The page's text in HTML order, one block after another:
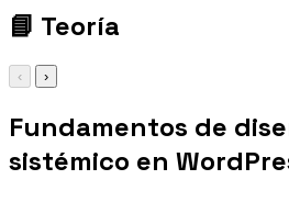
📘 Teoría
‹ ›
Fundamentos de
sistémico en